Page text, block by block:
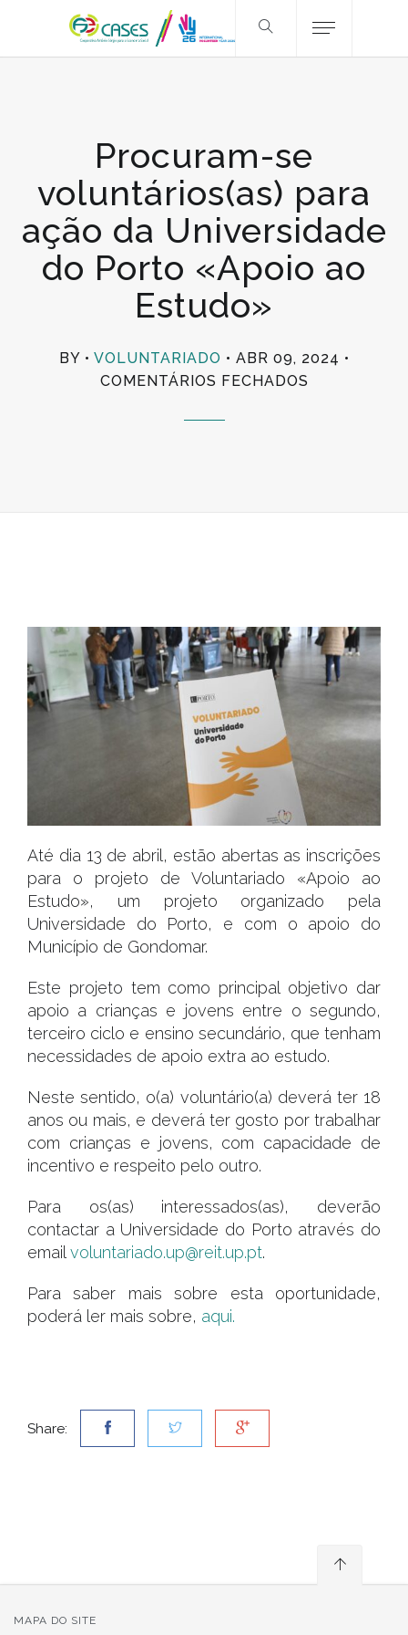
Procuram-se
voluntários(as) para
ação da Universidade
do Porto «Apoio ao
Estudo»
BY VOLUNTARIADO
ABR 09, 2024
COMENTÁRIOS FECHADOS
AO
ESTUDO»
Até dia 13 de abril, estão abertas as inscrições
para o projeto de Voluntariado «Apoio ao
Estudo», um projeto organizado pela
Universidade do Porto, e com o apoio do
Município de Gondomar.
Este projeto tem como principal objetivo dar
apoio a crianças e jovens entre o segundo,
terceiro ciclo e ensino secundário, que tenham
necessidades de apoio extra ao estudo.
Neste sentido, o(a) voluntário(a) deverá ter 18
anos ou mais, e deverá ter gosto por trabalhar
com crianças e jovens, com capacidade de
incentivo e respeito pelo outro.
Para os(as) interessados(as), deverão
contactar a Universidade do Porto através do
email voluntariado.up@reit.up.pt.
Para saber mais sobre esta oportunidade,
poderá ler mais sobre, aqui.
Share:
MAPA DO SITE